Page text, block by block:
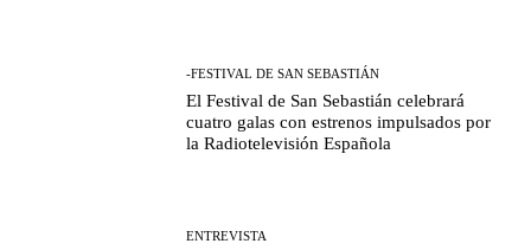
-FESTIVAL DE SAN SEBASTIÁN
El Festival de San Sebastián celebrará
cuatro galas con estrenos impulsados por
la Radiotelevisión Española
ENTREVISTA